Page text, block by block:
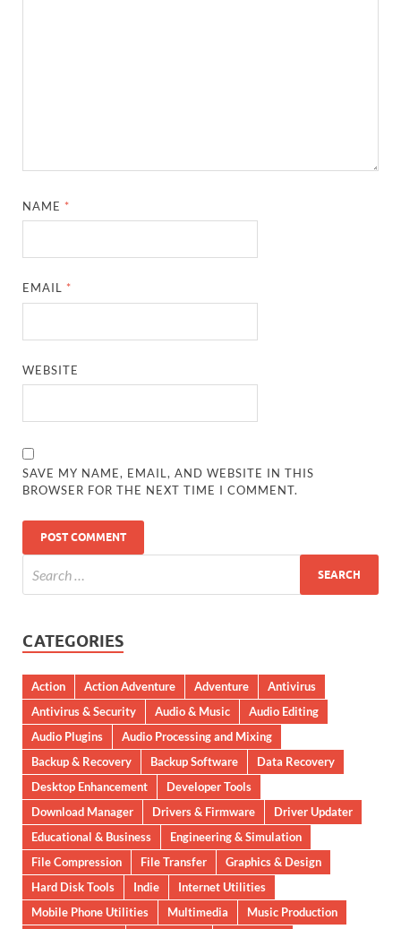
NAME *
EMAIL *
WEBSITE
SAVE MY NAME, EMAIL, AND WEBSITE IN THIS
BROWSER FOR THE NEXT TIME I COMMENT.
CATEGORIES
Action Action Adventure Adventure
Antivirus
Antivirus & Security
Audio & Music
Audio Editing
Audio Plugins
Audio Processing and Mixing
Backup & Recovery
Backup Software
Data Recovery
Desktop Enhancement
Developer Tools
Download Manager
Drivers & Firmware
Driver Updater
Educational & Business
Engineering & Simulation
File Compression
File Transfer
Graphics & Design
Hard Disk Tools
Indie
Internet Utilities
Mobile Phone Utilities
Multimedia Music Production